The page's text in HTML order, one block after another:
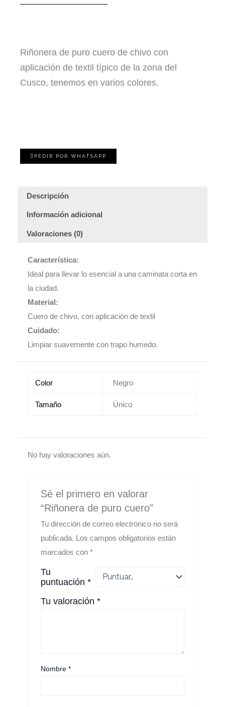
Riñonera de puro cuero de chivo con
aplicación de textil típico de la zona del
Cusco, tenemos en varios colores.
PEDIR POR WHATSAPP
Descripción
Información adicional
Valoraciones (0)
Característica:
Ideal para llevar lo esencial a una caminata corta en
la ciudad.
Material:
Cuero de chivo, con aplicación de textil
Cuidado:
Limpiar suavemente con trapo humedo.
Color Negro
Tamaño Único
No hay valoraciones aún.
Sé el primero en valorar
“Riñonera de puro cuero”
Tu dirección de correo electrónico no será
publicada. Los campos obligatorios están
marcados con*
Tu
puntuación*
Tu valoración*
Nombre*